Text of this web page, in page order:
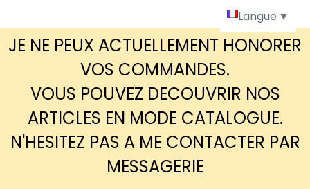
JE NE PEUX ACTUELLEMENT HONORER
VOS COMMANDES.
VOUS POUVEZ DECOUVRIR NOS
ARTICLES EN MODE CATALOGUE.
N'HESITEZ PAS A ME CONTACTER PAR
MESSAGERIE
Langue ▼